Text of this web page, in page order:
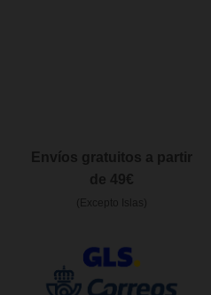
Envíos gratuitos a partir
de 49€
(Excepto Islas)